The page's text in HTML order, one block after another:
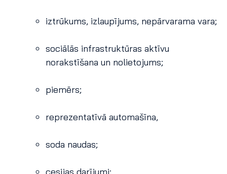
iztrūkums, izlaupījums, nepārvarama vara;
sociālās infrastruktūras aktīvu
norakstīšana un nolietojums;
piemērs;
reprezentatīvā automašīna,
soda naudas;
cesijas darījumi;